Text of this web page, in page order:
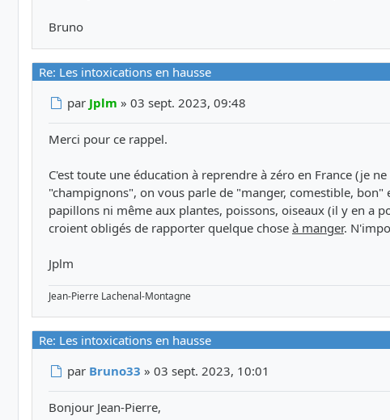
Bruno
Re: Les intoxications en hausse
Message
par Jplm »03 sept. 2023, 09:48
Merci pour ce rappel.
C'est toute une éducation à reprendre à zéro en France (je
"champignons", on vous parle de "manger, comestible, bon"
papillons ni même aux plantes, poissons, oiseaux (il y en a
croient obligés de rapporter quelque chose à manger.
Jplm
Jean-Pierre Lachenal-Montagne
Re: Les intoxications en hausse
Message
par Bruno33 »03 sept. 2023, 10:01
Bonjour Jean-Pierre,